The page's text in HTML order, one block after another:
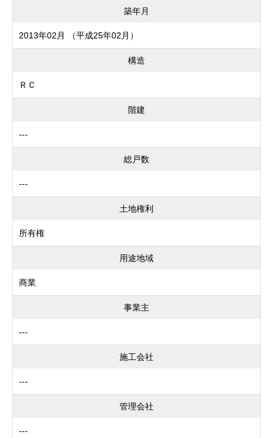
築年月
2013年02月 （平成25年02月）
構造
ＲＣ
階建
---
総戸数
---
土地権利
所有権
用途地域
商業
事業主
---
施工会社
---
管理会社
---